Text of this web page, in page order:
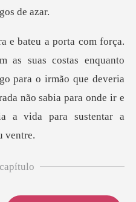
anto
para o irmão que deveria
não sabi